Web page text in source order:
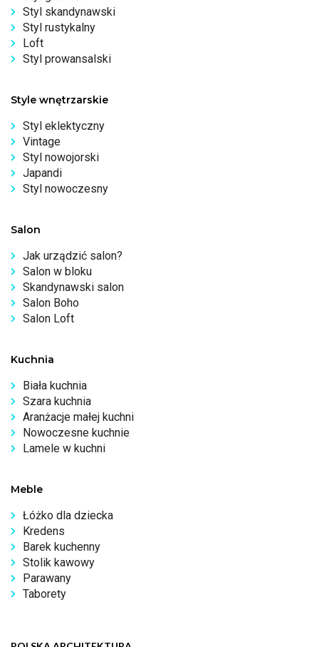
Styl skandynawski
Styl rustykalny
Loft
Styl prowansalski
Style wnętrzarskie
Styl eklektyczny
Vintage
Styl nowojorski
Japandi
Styl nowoczesny
Salon
Jak urządzić salon?
Salon w bloku
Skandynawski salon
Salon Boho
Salon Loft
Kuchnia
Biała kuchnia
Szara kuchnia
Aranżacje małej kuchni
Nowoczesne kuchnie
Lamele w kuchni
Meble
Łóżko dla dziecka
Kredens
Barek kuchenny
Stolik kawowy
Parawany
Taborety